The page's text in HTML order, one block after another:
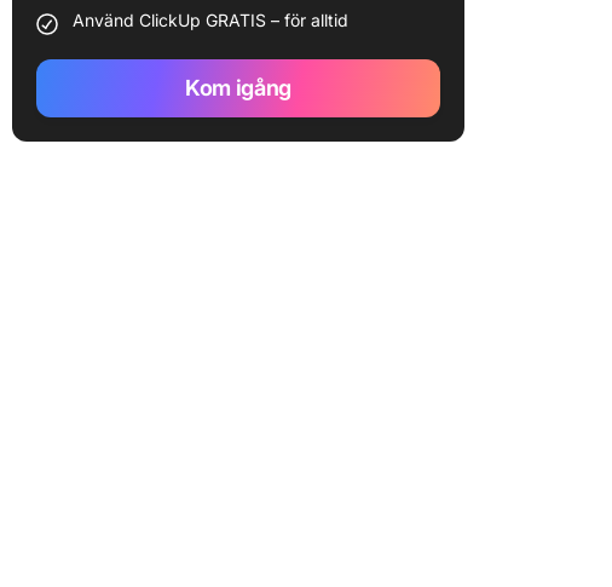
Använd ClickUp GRATIS – för alltid
Kom igång